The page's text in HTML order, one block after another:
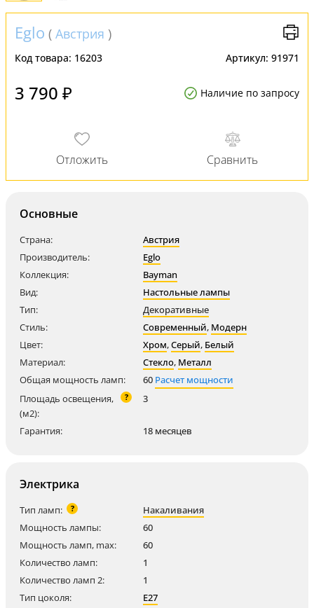
Eglo ( Австрия )
Код товара: 16203 Артикул: 91971
3 790 ₽ Наличие по запросу
Основные
Страна:
Австрия
Производитель:
Eglo
Коллекция:
Bayman
Вид:
Настольные лампы
Тип:
Декоративные
Стиль:
Современный, Модерн
Цвет:
Хром,Серый, Белый
Материал:
Стекло, Металл
Общая мощность ламп:
60 Расчет мощности
Площадь освещения,
(м2):
? 3
Гарантия: 18 месяцев
Электрика
Тип ламп: ?
Накаливания
Мощность лампы:
60
Мощность ламп, max:
60
Количество ламп:
1
Количество ламп 2:
1
Тип цоколя:
E27